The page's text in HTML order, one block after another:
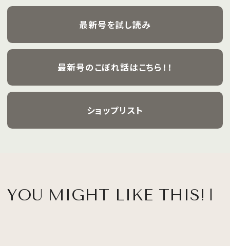
飾ります。
最新号を試し読み
最新号のこぼれ話はこちら！！
ショップリスト
YOU MIGHT LIKE THIS!